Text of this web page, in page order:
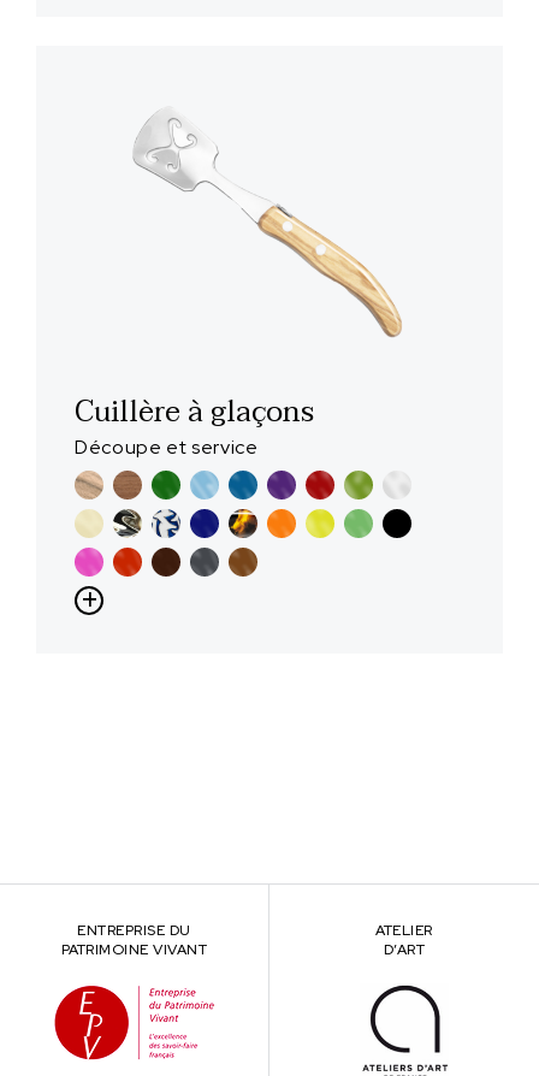
Cuillère à glaçons
Découpe et service
ENTREPRISE DU
PATRIMOINE VIVANT
ATELIER
D’ART